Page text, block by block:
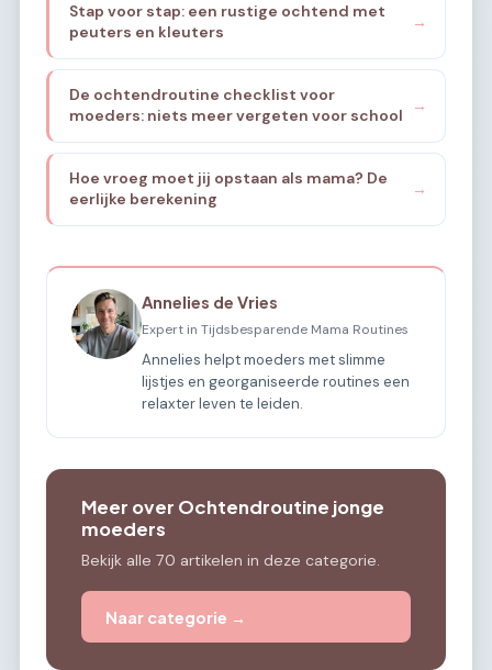
Stap voor stap: een rustige ochtend met
peuters en kleuters
→
De ochtendroutine checklist voor
moeders: niets meer vergeten voor school
→
Hoe vroeg moet jij opstaan als mama? De
eerlijke berekening
→
Annelies de Vries
Expert in Tijdsbesparende Mama Routines
Annelies helpt moeders met slimme
lijstjes en georganiseerde routines een
relaxter leven te leiden.
Meer over Ochtendroutine jonge
moeders
Bekijk alle 70 artikelen in deze categorie.
Naar categorie →